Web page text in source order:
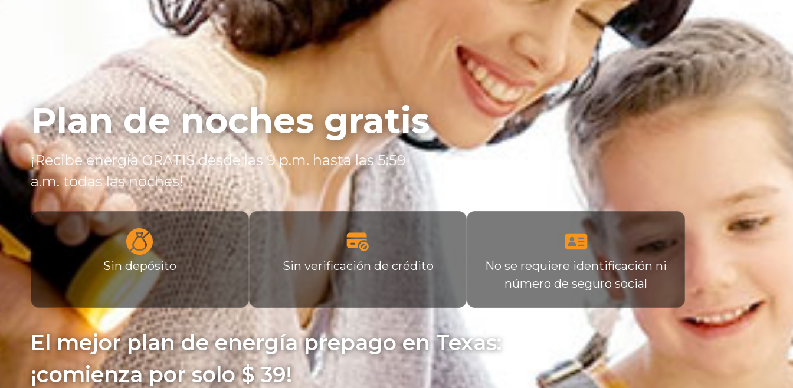
Plan de noches gratis
¡Recibe energía GRATIS desde las 9 p.m. hasta las 5:59
a.m. todas las noches!
Sin depósito Sin verificación de crédito
No se requiere identificación ni
número de seguro social
El mejor plan de energía prepago en Texas:
¡comienza por solo $ 39!